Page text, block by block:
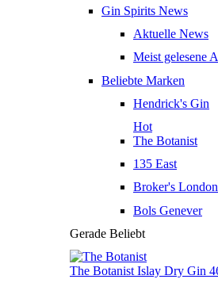
Gin Spirits News
Aktuelle News
Meist gelesene
Beliebte Marken
Hendrick's Gin
Hot
The Botanist
135 East
Broker's
Bols Genever
Gerade Beliebt
The Botanist Islay Dry Gin